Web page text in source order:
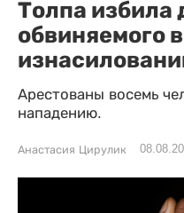
Толпа избила
обвиняемого
Арестованы восемь
нападению.
Анастасия Цирулик